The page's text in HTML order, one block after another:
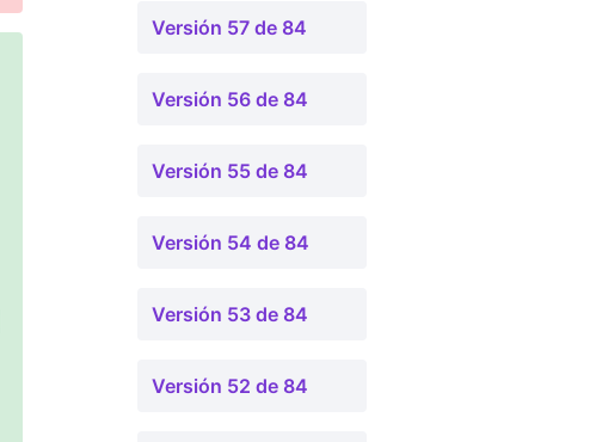
Versión 57 de 84
Versión 56 de 84
Versión 55 de 84
Versión 54 de 84
Versión 53 de 84
Versión 52 de 84